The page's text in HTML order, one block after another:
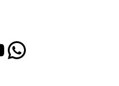
WhatsApp